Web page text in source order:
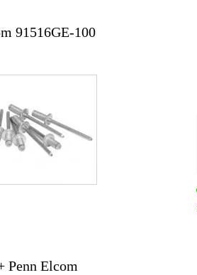
91516GE-100
Penn Elcom